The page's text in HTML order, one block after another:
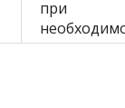
при